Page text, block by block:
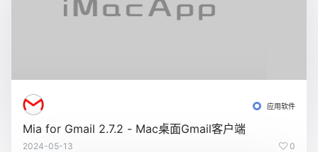
应用软件
Mia for Gmail 2.7.2 - Mac桌面Gmail客户端
2024-05-13 0